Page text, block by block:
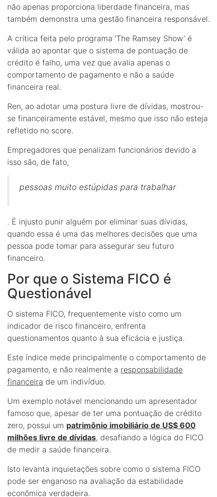
não apenas proporciona liberdade financeira, mas
também demonstra uma gestão financeira responsável.
A crítica feita pelo programa ‘The Ramsey Show’ é
válida ao apontar que o sistema de pontuação de
crédito é falho, uma vez que avalia apenas o
comportamento de pagamento e não a saúde
financeira real.
Ren, ao adotar uma postura livre de dívidas, mostrou-
se financeiramente estável, mesmo que isso não esteja
refletido no score.
Empregadores que penalizam funcionários devido a
isso são, de fato,
pessoas muito estúpidas para trabalhar
. É injusto punir alguém por eliminar suas dívidas,
quando essa é uma das melhores decisões que uma
pessoa pode tomar para assegurar seu futuro
financeiro.
Por que o Sistema FICO é
Questionável
O sistema FICO, frequentemente visto como um
indicador de risco financeiro, enfrenta
questionamentos quanto à sua eficácia e justiça.
Este índice mede principalmente o comportamento de
pagamento, e não realmente a responsabilidade
financeira de um indivíduo.
Um exemplo notável mencionando um apresentador
famoso que, apesar de ter uma pontuação de crédito
zero, possui um patrimônio imobiliário de US$ 600
milhões livre de dívidas, desafiando a lógica do FICO
de medir a saúde financeira.
Isto levanta inquietações sobre como o sistema FICO
pode ser enganoso na avaliação da estabilidade
econômica verdadeira.